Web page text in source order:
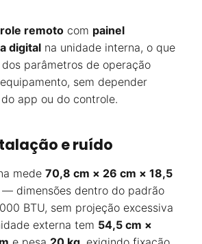
remoto com painel
digital na unidade interna, o que
parâmetros de operação
sem depender
app ou do controle.
e ruído
mede 70,8 cm × 26 cm × 18,5
— dimensões dentro do padrão
BTU, sem projeção excessiva
externa tem 54,5 cm ×